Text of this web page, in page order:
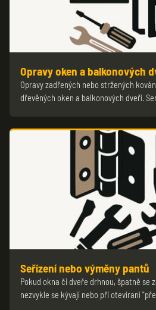
Opravy oken a balkonových
Opravy zadřených nebo stržených
dřevěných oken a balkonových dveří.
Seřízení nebo výměny pantů
Pokud okna či dveře drhnou, špatně se
nezvykle se kývají nebo při otevíraní